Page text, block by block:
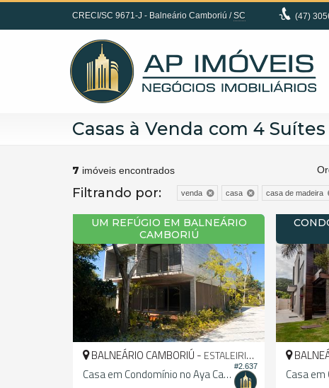
CRECI/SC 9671-J - Balneário Camboriú /SC (47)
Casas à Venda com 4
7 imóveis encontrados
Filtrando por: venda casa casa de madeira
UM REFÚGIO EM BALNEÁRIO
CAMBORIÚ
#2.637
BALNEÁRIO CAMBORIÚ - ESTALEIRINHO
Casa em Condomínio no Aya Casas